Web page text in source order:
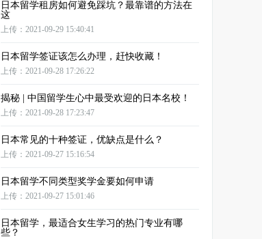
日本留学租房如何避免踩坑？最靠谱的方法在
这
上传：2021-09-29 15:40:41
日本留学签证该怎么办理，赶快收藏！
上传：2021-09-28 17:26:22
揭秘 | 中国留学生心中最受欢迎的日本名校！
上传：2021-09-28 17:23:47
日本常见的十种签证，优缺点是什么？
上传：2021-09-27 15:16:54
日本留学不同类型奖学金要如何申请
上传：2021-09-27 15:01:46
日本留学，最适合女生学习的热门专业有哪
些？